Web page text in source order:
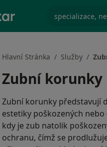
specializace,
Hlavní Stránka Služby
Zubní korunky
Zubní korunky představují
estetiky poškozených
kdy je zub natolik
ochranu, čímž se